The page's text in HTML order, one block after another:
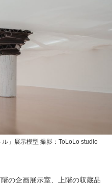
ル」展示模型 撮影：ToLoLo studio
の企画展示室、上階の収蔵品